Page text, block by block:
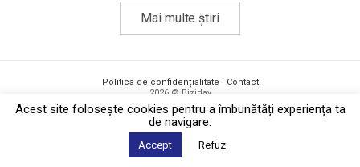
Mai multe știri
Politica de confidențialitate · Contact
2026 © Biziday
Acest site foloseşte cookies pentru a îmbunătăți experiența ta
de navigare.
Accept Refuz